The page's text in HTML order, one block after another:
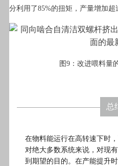
分利用了85%的扭矩，产量增加超
图9：改进喂料量
总
在物料能运行在高转速下时
对绝大多数系统来说，对现
到期望的目的。在产能提升